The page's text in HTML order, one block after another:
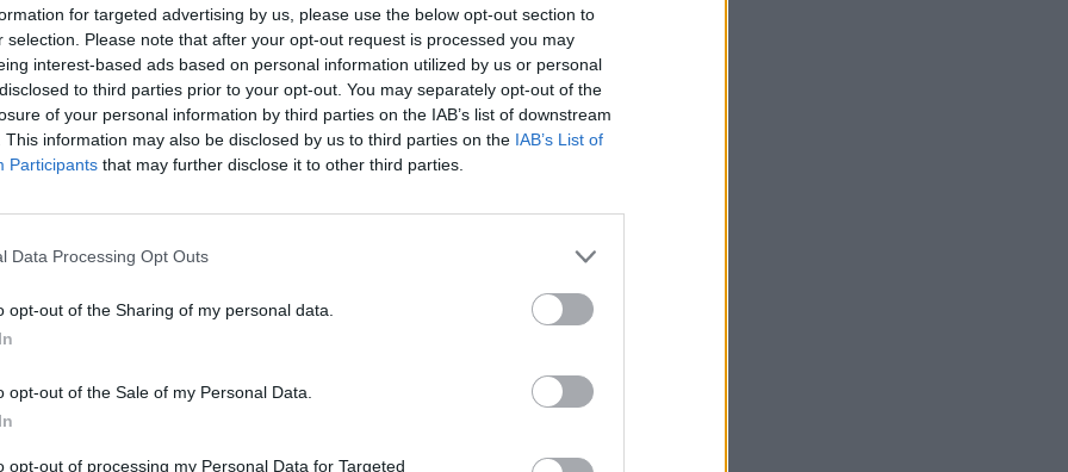
for targeted advertising by us, please use the below opt-out section to
selection. Please note that after your opt-out request is processed you may
interest-based ads based on personal information utilized by us or personal
to third parties prior to your opt-out. You may separately opt-out of the
of your personal information by third parties on the IAB’s list of downstream
This information may also be disclosed by us to third parties on the IAB’s List of
Participants that may further disclose it to other third parties.
Data Processing Opt Outs
opt-out of the Sharing of my personal data.
opt-out of the Sale of my Personal Data.
opt-out of processing my Personal Data for Targeted
τους δύο αλλοδαπούς για βιασμό
δικογραφία για βιασμό, ενώ αναμένεται αν